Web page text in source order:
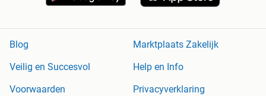
Blog
Marktplaats Zakelijk
Veilig en Succesvol
Help en Info
Voorwaarden
Privacyverklaring